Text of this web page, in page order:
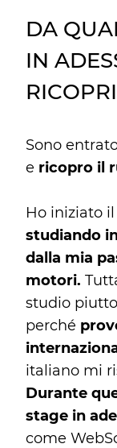
DA
IN
Sono
e ricopro il
Ho iniziato
studiando
dalla mia
motori.
studio
perché
italiano mi
Durante
stage in
come